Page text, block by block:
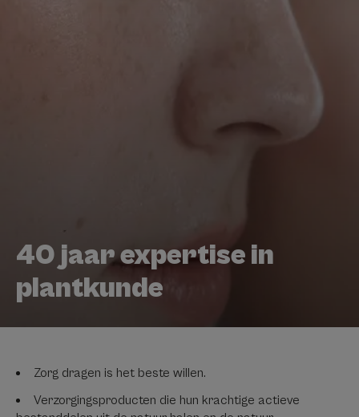
40 jaar expertise in
plantkunde
Zorg dragen is het beste willen.
Verzorgingsproducten die hun krachtige actieve